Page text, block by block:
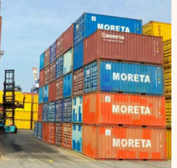
Indėlių skaičiuoklė
Būsto finansai
Įdomios naujienos